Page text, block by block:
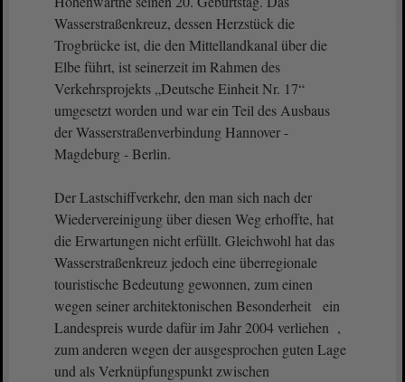
Wasserstraßenkreuz, dessen Herzstück die
Trogbrücke ist, die den Mittellandkanal über die
Elbe führt, ist seinerzeit im Rahmen des
Verkehrsprojekts „Deutsche Einheit Nr. 17“
umgesetzt worden und war ein Teil des Ausbaus
der Wasserstraßenverbindung Hannover -
Magdeburg - Berlin.
Der Lastschiffverkehr, den man sich nach der
Wiedervereinigung über diesen Weg erhoffte, hat
die Erwartungen nicht erfüllt. Gleichwohl hat das
Wasserstraßenkreuz jedoch eine überregionale
touristische Bedeutung gewonnen, zum einen
wegen seiner architektonischen Besonderheit ein
Landespreis wurde dafür im Jahr 2004 verliehen ,
zum anderen wegen der ausgesprochen guten Lage
und als Verknüpfungspunkt zwischen